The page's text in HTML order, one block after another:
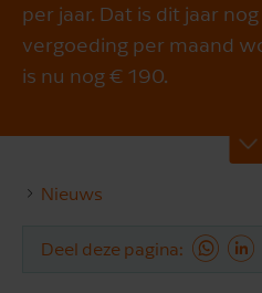
per jaar. Dat is dit jaar
vergoeding per maand
is nu nog € 190.
Nieuws
Deel deze pagina